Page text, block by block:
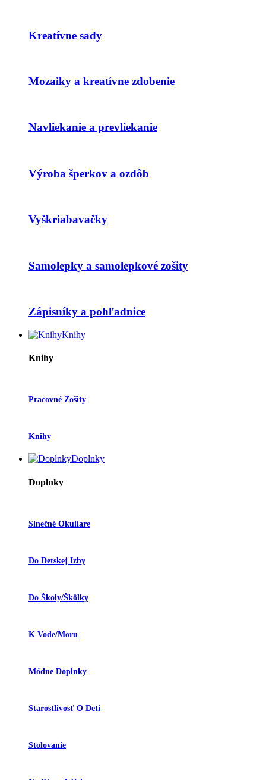
Kreatívne sady
Mozaiky a kreatívne zdobenie
Navliekanie a prevliekanie
Výroba šperkov a ozdôb
Vyškriabavačky
Samolepky a samolepkové zošity
Zápisníky a pohľadnice
Knihy
Knihy
Pracovné Zošity
Knihy
Doplnky
Doplnky
Slnečné Okuliare
Do Detskej Izby
Do Školy/škôlky
K Vode/moru
Módne Doplnky
Starostlivosť O Deti
Stolovanie